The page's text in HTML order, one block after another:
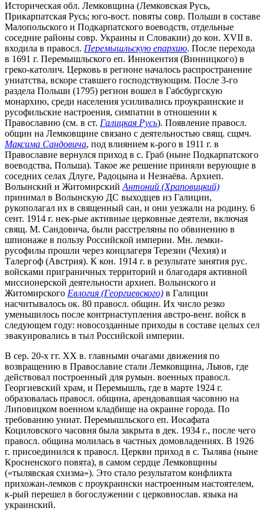
Историческая обл. Лемковщина (Лемковская Русь,
Прикарпатская Русь; юго-вост. повяты совр. Польши в составе
Малопольского и Подкарпатского воеводств, отдельные
соседние районы совр. Украины и Словакии) до кон. XVII в.
входила в правосл. Перемышльскую епархию. После перехода
в 1691 г. Перемышльского еп. Иннокентия (Винницкого) в
греко-католич. Церковь в регионе началось распространение
униатства, вскоре ставшего господствующим. После 3-го
раздела Польши (1795) регион вошел в Габсбургскую
монархию, среди населения усиливались проукраинские и
русофильские настроения, симпатии в отношении к
Православию (см. в ст. Галицкая Русь). Появление правосл.
общин на Лемковщине связано с деятельностью свящ. сщмч.
Максима Сандовича, под влиянием к-рого в 1911 г. в
Православие вернулся приход в с. Граб (ныне Подкарпатского
воеводства, Польша). Такое же решение приняли верующие в
соседних селах Длуге, Радоцына и Незнаёва. Архиеп.
Волынский и Житомирский Антоний (Храповицкий)
принимал в Волынскую ДС выходцев из Галиции,
рукополагал их в священный сан, и они уезжали на родину. 6
сент. 1914 г. нек-рые активные церковные деятели, включая
свящ. М. Сандовича, были расстреляны по обвинению в
шпионаже в пользу Российской империи. Мн. лемки-
русофилы прошли через концлагеря Терезин (Чехия) и
Талергоф (Австрия). К кон. 1914 г. в результате занятия рус.
войсками приграничных территорий и благодаря активной
миссионерской деятельности архиеп. Волынского и
Житомирского Евлогия (Георгиевского) в Галиции
насчитывалось ок. 80 правосл. общин. Их число резко
уменьшилось после контрнаступления австро-венг. войск в
следующем году: новосозданные приходы в составе целых сел
эвакуировались в тыл Российской империи.
В сер. 20-х гг. XX в. главными очагами движения по
возвращению в Православие стали Лемковщина, Львов, где
действовал построенный для румын. военных правосл.
Георгиевский храм, и Перемышль, где в марте 1924 г.
образовалась правосл. община, арендовавшая часовню на
Липовицком военном кладбище на окраине города. По
требованию униат. Перемышльского еп. Иосафата
Коциловского часовня была закрыта в дек. 1934 г., после чего
правосл. община молилась в частных домовладениях. В 1926
г. присоединился к правосл. Церкви приход в с. Тылява (ныне
Кросненского повята), в самом сердце Лемковщины
(«тылявская схизма»). Это стало результатом конфликта
прихожан-лемков с проукраински настроенным настоятелем,
к-рый перешел в богослужении с церковнослав. языка на
украинский.